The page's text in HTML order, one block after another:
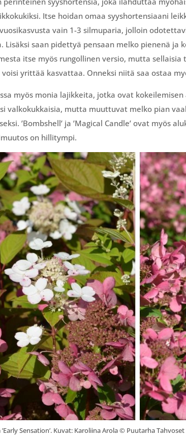
Itse hoidan omaa syyshortensiaani
vain 1-3 silmuparia, jolloin
Lisäksi saan pidettyä pensaan melko pienenä ja
itse myös rungollinen versio, mutta
yrittää kasvattaa. Onneksi niitä saa ostaa
myös monia lajikkeita, jotka ovat kokeilemisen
valkokukkaisia, mutta muuttuvat melko pian
’Bombshell’ ja ’Magical Candle’ ovat myös
on hillitympi.
Sensation’. Kuvat: Karoliina Arola © Puutarha Tahvoset